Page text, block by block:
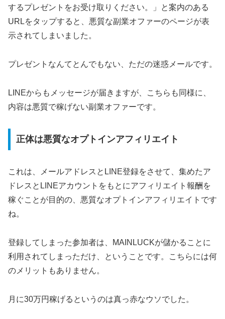
するプレゼントをお受け取りください。」と案内のある
URLをタップすると、悪質な副業オファーのページが表
示されてしまいました。
プレゼントなんてとんでもない、ただの迷惑メールです。
LINEからもメッセージが届きますが、こちらも同様に、
内容は悪質で稼げない副業オファーです。
正体は悪質なオプトインアフィリエイト
これは、メールアドレスとLINE登録をさせて、集めたア
ドレスとLINEアカウントをもとにアフィリエイト報酬を
稼ぐことが目的の、悪質なオプトインアフィリエイトです
ね。
登録してしまった参加者は、MAINLUCKが儲かることに
利用されてしまっただけ、ということです。こちらには何
のメリットもありません。
月に30万円稼げるというのは真っ赤なウソでした。